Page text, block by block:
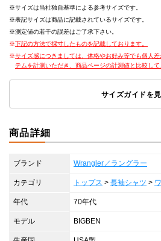
サイズは当社独自基準による参考サイズです。
表記サイズは商品に記載されているサイズです。
測定値の若干の誤差はご了承下さい。
下記の方法で採寸したものを記載しております。
サイズ感につきましては、体格やお好み等でも個人
テムを計測いただき、商品ページの計測値と比較して
サイズガイドを
商品詳細
ブランド Wrangler／ラングラー
カテゴリ トップス > 長袖シャツ >
年代 70年代
モデル BIGBEN